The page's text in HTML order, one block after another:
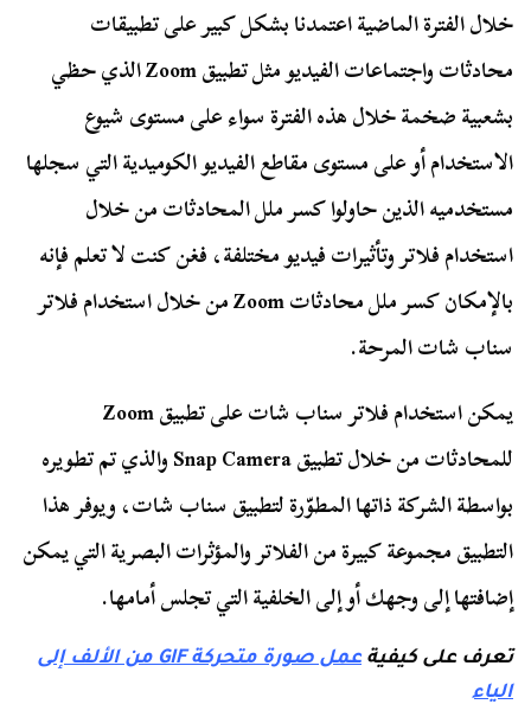
خلال الفترة الماضية اعتمدنا بشكل كبير على تطبيقات
محادثات واجتماعات الفيديو مثل تطبيق Zoom الذي حظي
بشعبية ضخمة خلال هذه الفترة سواء على مستوى شيوع
الاستخدام أو على مستوى مقاطع الفيديو الكوميدية التي سجلها
مستخدميه الذين حاولوا كسر ملل المحادثات من خلال
استخدام فلاتر وتأثيرات فيديو مختلفة، فغن كنت لا تعلم فإنه
بالإمكان كسر ملل محادثات Zoom من خلال استخدام فلاتر
سناب شات المرحة.
يمكن استخدام فلاتر سناب شات على تطبيق Zoom
للمحادثات من خلال تطبيق Snap Camera والذي تم تطويره
بواسطة الشركة ذاتها المطوّرة لتطبيق سناب شات، ويوفر هذا
التطبيق مجموعة كبيرة من الفلاتر والمؤثرات البصرية التي يمكن
إضافتها إلى وجهك أو إلى الخلفية التي تجلس أمامها.
تعرف على كيفية
عمل صورة متحركة GIF من الألف إلى
الياء